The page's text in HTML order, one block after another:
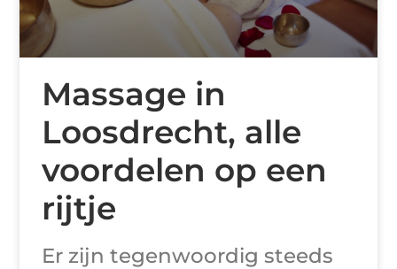
Massage in
Loosdrecht, alle
voordelen op een
rijtje
Er zijn tegenwoordig steeds